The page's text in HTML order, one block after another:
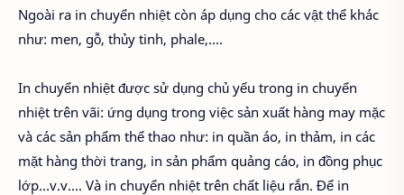
Ngoài ra in chuyển nhiệt còn áp dụng cho các vật thể khác
như: men, gỗ, thủy tinh, phale,....
In chuyển nhiệt được sử dụng chủ yếu trong in chuyển
nhiệt trên vãi: ứng dụng trong việc sản xuất hàng may mặc
và các sản phẩm thể thao như: in quần áo, in thảm, in các
mặt hàng thời trang, in sản phẩm quảng cáo, in đồng phục
lớp…v.v.... Và in chuyển nhiệt trên chất liệu rắn. Để in